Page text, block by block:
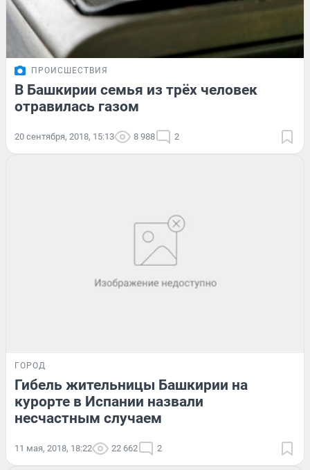
ПРОИСШЕСТВИЯ
В Башкирии семья из трёх человек
отравилась газом
20 сентября, 2018, 15:13 8 988 2
ГОРОД
Гибель жительницы Башкирии на
курорте в Испании назвали
несчастным случаем
11 мая, 2018, 18:22 22 662 2